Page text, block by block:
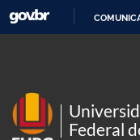
Federal